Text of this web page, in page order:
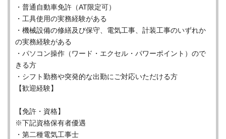
・普通自動車免許（AT限定可）
・工具使用の実務経験がある
・機械設備の修繕及び保守、電気工事、計装工事のいずれか
の実務経験がある
・パソコン操作（ワード・エクセル・パワーポイント）ので
きる方
・シフト勤務や突発的な出勤にご対応いただける方
【歓迎経験】
【免許・資格】
※下記資格保有者優遇
・第二種電気工事士